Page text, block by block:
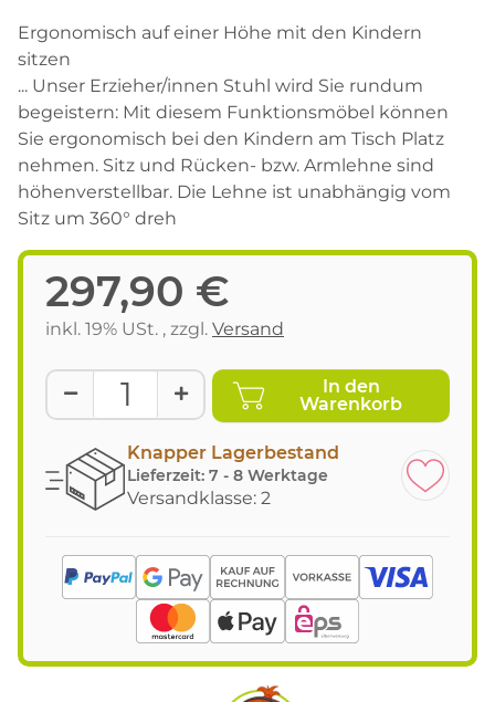
Ergonomisch auf einer Höhe mit den Kindern
sitzen
... Unser Erzieher/innen Stuhl wird Sie rundum
begeistern: Mit diesem Funktionsmöbel können
Sie ergonomisch bei den Kindern am Tisch Platz
nehmen. Sitz und Rücken- bzw. Armlehne sind
höhenverstellbar. Die Lehne ist unabhängig vom
Sitz um 360° dreh
297,90 €
inkl. 19% USt. , zzgl. Versand
In den
Warenkorb
Knapper Lagerbestand
Lieferzeit: 7 - 8 Werktage
Versandklasse: 2